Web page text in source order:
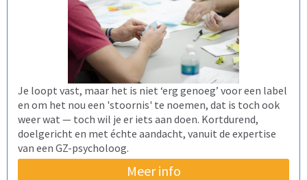
Je loopt vast, maar het is niet ‘erg genoeg’ voor een label
en om het nou een 'stoornis' te noemen, dat is toch ook
weer wat — toch wil je er iets aan doen. Kortdurend,
doelgericht en met échte aandacht, vanuit de expertise
van een GZ-psycholoog.
Meer info